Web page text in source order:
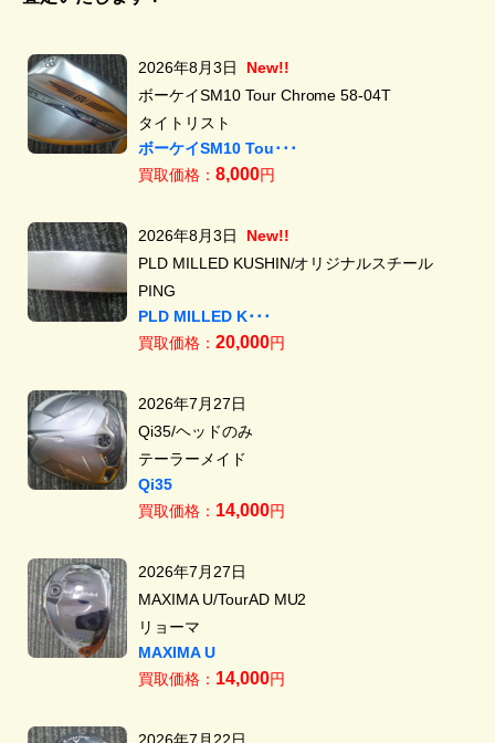
2026年8月3日
New!!
ボーケイSM10 Tour Chrome 58-04T
タイトリスト
ボーケイSM10 Tou･･･
買取価格： 8,000円
2026年8月3日
New!!
PLD MILLED KUSHIN/オリジナルスチール
PING
PLD MILLED K･･･
買取価格： 20,000円
2026年7月27日
Qi35/ヘッドのみ
テーラーメイド
Qi35
買取価格： 14,000円
2026年7月27日
MAXIMA U/TourAD MU2
リョーマ
MAXIMA U
買取価格： 14,000円